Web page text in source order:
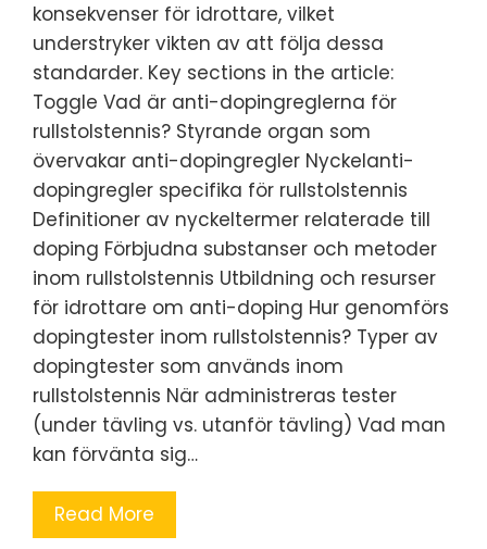
konsekvenser för idrottare, vilket
understryker vikten av att följa dessa
standarder. Key sections in the article:
Toggle Vad är anti-dopingreglerna för
rullstolstennis? Styrande organ som
övervakar anti-dopingregler Nyckelanti-
dopingregler specifika för rullstolstennis
Definitioner av nyckeltermer relaterade till
doping Förbjudna substanser och metoder
inom rullstolstennis Utbildning och resurser
för idrottare om anti-doping Hur genomförs
dopingtester inom rullstolstennis? Typer av
dopingtester som används inom
rullstolstennis När administreras tester
(under tävling vs. utanför tävling) Vad man
kan förvänta sig…
Read More